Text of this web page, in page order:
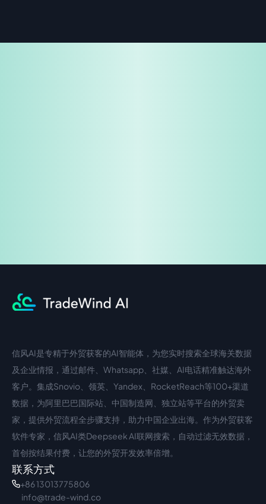
中文入口
信风AI是专精于外贸获客的AI智能体，为您实时搜索全球海关数据
及企业情报，通过邮件、Whatsapp、社媒、AI电话精准触达海外
客户。集成Snovio、领英、Yandex、RocketReach等100+渠道
数据，为阿里巴巴国际站、中国制造网、独立站等平台的外贸卖
家，提供外贸流程全步骤支持，助力中国企业出海。作为外贸获客
软件专家，信风AI类Deepseek AI联网搜索，自动过滤无效数据，
首创按结果付费，让您的外贸开发效率倍增。
联系方式
+86 13013775806
info@trade-wind.co